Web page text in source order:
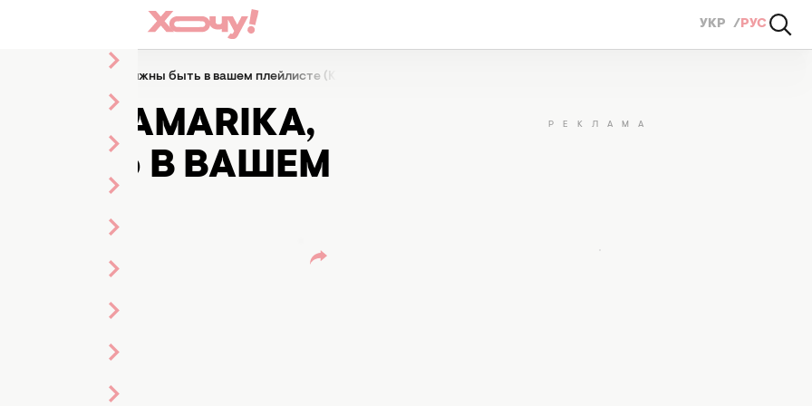
УКР РУС
которые должны быть в вашем плейлисте (КЛИПЫ)
MAMARIKA,
БЫТЬ В ВАШЕМ